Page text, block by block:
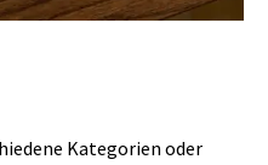
Kategorien oder